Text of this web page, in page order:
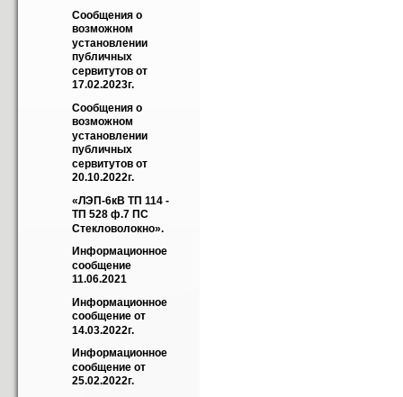
Cообщения о
возможном
установлении
публичных
сервитутов от
17.02.2023г.
Cообщения о
возможном
установлении
публичных
сервитутов от
20.10.2022г.
«ЛЭП-6кВ ТП 114 -
ТП 528 ф.7 ПС
Стекловолокно».
Информационное
сообщение
11.06.2021
Информационное
сообщение от
14.03.2022г.
Информационное
сообщение от
25.02.2022г.